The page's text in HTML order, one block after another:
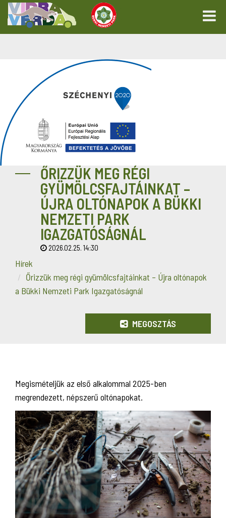
ŐRIZZÜK MEG RÉGI
GYÜMÖLCSFAJTÁINKAT –
ÚJRA OLTÓNAPOK A BÜKKI
NEMZETI PARK
IGAZGATÓSÁGNÁL
2026.02.25. 14:30
Hírek
Őrizzük meg régi gyümölcsfajtáinkat – Újra oltónapok
a Bükki Nemzeti Park Igazgatóságnál
MEGOSZTÁS
Megismételjük az első alkalommal 2025-ben
megrendezett, népszerű oltónapokat.